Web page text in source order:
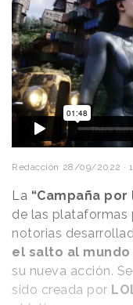
Redacción 28/09/2022 ·
La “Campaña
de las plataformas
notorias
el salto al
su nueva acción.
sido creada por